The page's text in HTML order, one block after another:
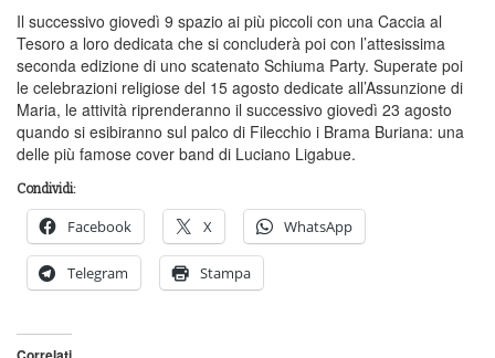
Il successivo giovedì 9 spazio ai più piccoli con una Caccia al
Tesoro a loro dedicata che si concluderà poi con l’attesissima
seconda edizione di uno scatenato Schiuma Party. Superate poi
le celebrazioni religiose del 15 agosto dedicate all’Assunzione di
Maria, le attività riprenderanno il successivo giovedì 23 agosto
quando si esibiranno sul palco di Filecchio i Brama Buriana: una
delle più famose cover band di Luciano Ligabue.
Condividi:
Facebook X WhatsApp
Telegram Stampa